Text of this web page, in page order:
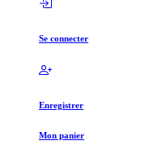
Se connecter
Enregistrer
Mon panier